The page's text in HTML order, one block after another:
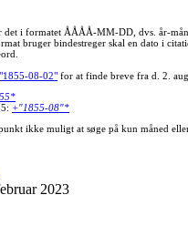
det i formatet ÅÅÅÅ-MM-DD, dvs. år-
bruger bindestreger skal en dato i
"1855-08-02"for at finde breve fra d. 2.
+"1855-08"*
ikke muligt at søge på kun måned eller
2023